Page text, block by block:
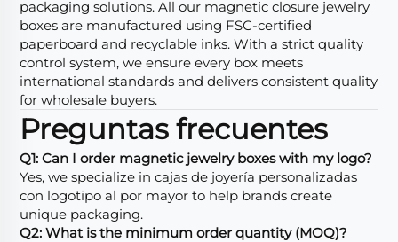
packaging solutions. All our magnetic closure jewelry
boxes are manufactured using FSC-certified
paperboard and recyclable inks. With a strict quality
control system, we ensure every box meets
international standards and delivers consistent quality
for wholesale buyers.
Preguntas frecuentes
Q1: Can I order magnetic jewelry boxes with my logo?
Yes, we specialize in cajas de joyería personalizadas
con logotipo al por mayor to help brands create
unique packaging.
Q2: What is the minimum order quantity (MOQ)?